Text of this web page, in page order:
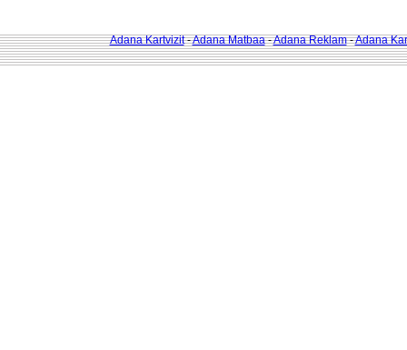
Adana Kartvizit-Adana Matbaa-Adana Reklam-Adana